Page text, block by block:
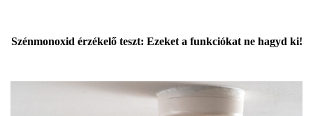
Szénmonoxid érzékelő teszt: Ezeket a funkciókat ne hagyd ki!